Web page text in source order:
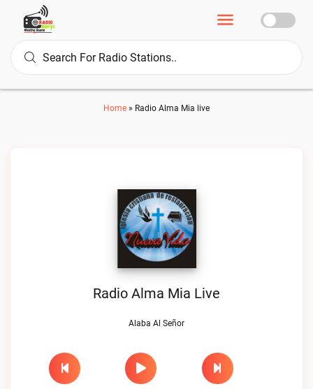
Home » Radio Alma Mia live
Radio Alma Mia Live
Alaba Al Señor